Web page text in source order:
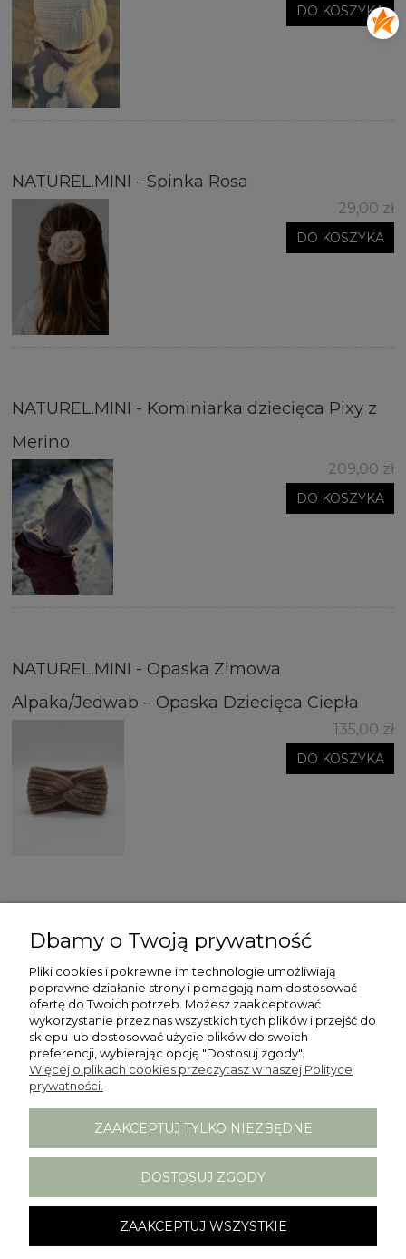
DO KOSZYKA
NATUREL.MINI - Spinka Rosa
29,00 zł
DO KOSZYKA
NATUREL.MINI - Kominiarka dziecięca Pixy z
Merino
209,00 zł
DO KOSZYKA
NATUREL.MINI - Opaska Zimowa
Alpaka/Jedwab – Opaska Dziecięca Ciepła
135,00 zł
DO KOSZYKA
ŚLEDŹ NAS NA
ZAKUPY
POMOC
MOJE KONTO
INFORMACJE
Dbamy o Twoją prywatność
Pliki cookies i pokrewne im technologie umożliwiają
poprawne działanie strony i pomagają nam dostosować
ofertę do Twoich potrzeb. Możesz zaakceptować
wykorzystanie przez nas wszystkich tych plików i przejść do
sklepu lub dostosować użycie plików do swoich
preferencji, wybierając opcję "Dostosuj zgody".
Więcej o plikach cookies przeczytasz w naszej Polityce
prywatności.
ZAAKCEPTUJ TYLKO NIEZBĘDNE
DOSTOSUJ ZGODY
ZAAKCEPTUJ WSZYSTKIE